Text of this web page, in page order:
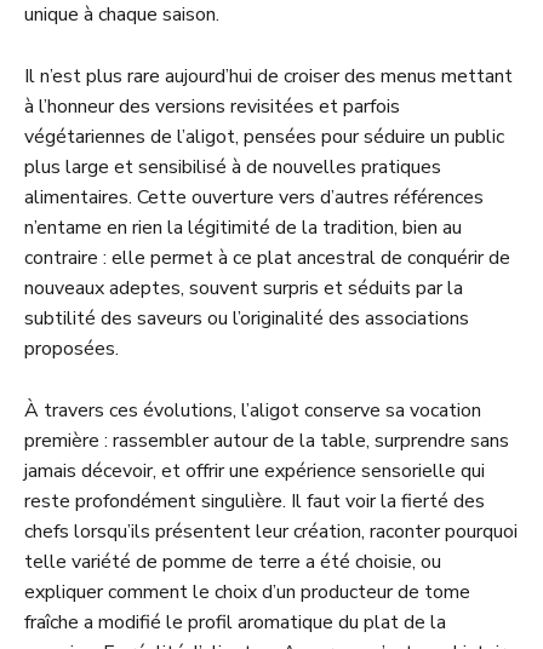
unique à chaque saison.
Il n’est plus rare aujourd’hui de croiser des menus mettant
à l’honneur des versions revisitées et parfois
végétariennes de l’aligot, pensées pour séduire un public
plus large et sensibilisé à de nouvelles pratiques
alimentaires. Cette ouverture vers d’autres références
n’entame en rien la légitimité de la tradition, bien au
contraire : elle permet à ce plat ancestral de conquérir de
nouveaux adeptes, souvent surpris et séduits par la
subtilité des saveurs ou l’originalité des associations
proposées.
À travers ces évolutions, l’aligot conserve sa vocation
première : rassembler autour de la table, surprendre sans
jamais décevoir, et offrir une expérience sensorielle qui
reste profondément singulière. Il faut voir la fierté des
chefs lorsqu’ils présentent leur création, raconter pourquoi
telle variété de pomme de terre a été choisie, ou
expliquer comment le choix d’un producteur de tome
fraîche a modifié le profil aromatique du plat de la